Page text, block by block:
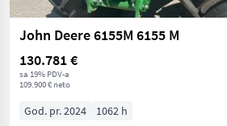
John Deere 6155M 6155 M
130.781 €
sa 19% PDV-a
109.900 € neto
God. pr. 2024
1062 h